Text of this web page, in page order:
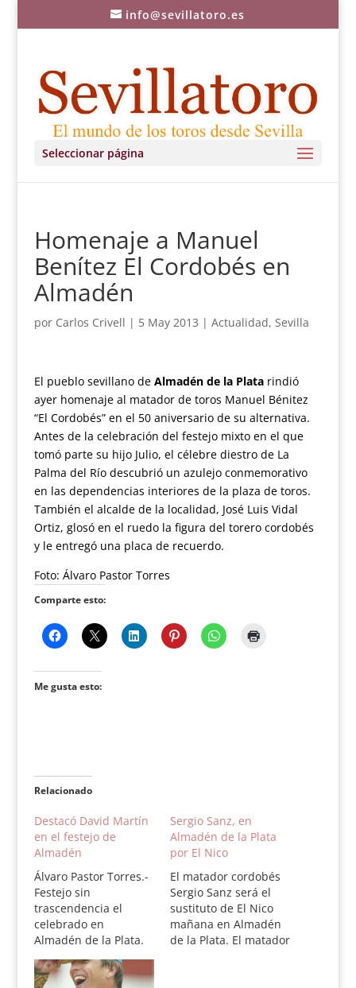
info@sevillatoro.es
Seleccionar página
Homenaje a Manuel
Benítez El Cordobés en
Almadén
por Carlos Crivell | 5 May 2013 | Actualidad, Sevilla
El pueblo sevillano de Almadén de la Plata rindió
ayer homenaje al matador de toros Manuel Bénitez
“El Cordobés” en el 50 aniversario de su alternativa.
Antes de la celebración del festejo mixto en el que
tomó parte su hijo Julio, el célebre diestro de La
Palma del Río descubrió un azulejo conmemorativo
en las dependencias interiores de la plaza de toros.
También el alcalde de la localidad, José Luis Vidal
Ortiz, glosó en el ruedo la figura del torero cordobés
y le entregó una placa de recuerdo.
Foto: Álvaro Pastor Torres
Comparte esto:
Me gusta esto:
Relacionado
Destacó David Martín
en el festejo de
Almadén
Álvaro Pastor Torres.-
Festejo sin
trascendencia el
celebrado en
Almadén de la Plata.
Lo mejor de la tarde
corrió a cargo del
Sergio Sanz, en
Almadén de la Plata
por El Nico
El matador cordobés
Sergio Sanz será el
sustituto de El Nico
mañana en Almadén
de la Plata. El matador